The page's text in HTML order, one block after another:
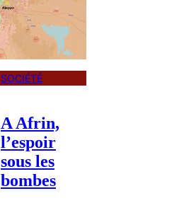
SOCIÉTÉ
A Afrin,
l’espoir
sous les
bombes